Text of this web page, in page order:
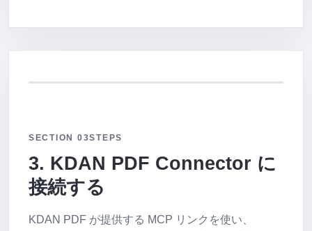
SECTION 03STEPS
3. KDAN PDF Connector に
接続する
KDAN PDF が提供する MCP リンクを使い、